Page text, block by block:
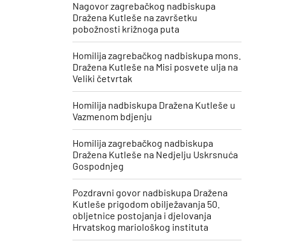
​Nagovor zagrebačkog nadbiskupa
Dražena Kutleše na završetku
pobožnosti križnoga puta
Homilija zagrebačkog nadbiskupa mons.
Dražena Kutleše na Misi posvete ulja na
Veliki četvrtak
Homilija nadbiskupa Dražena Kutleše u
Vazmenom bdjenju
Homilija zagrebačkog nadbiskupa
Dražena Kutleše na Nedjelju Uskrsnuća
Gospodnjeg
Pozdravni govor nadbiskupa Dražena
Kutleše prigodom obilježavanja 50.
obljetnice postojanja i djelovanja
Hrvatskog mariološkog instituta